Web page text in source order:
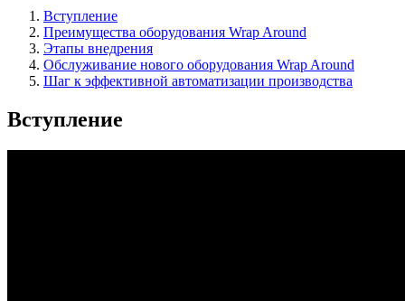
Вступление
Преимущества оборудования Wrap Around
Этапы внедрения
Обслуживание нового оборудования Wrap Around
Шаг к эффективной автоматизации производства
Вступление